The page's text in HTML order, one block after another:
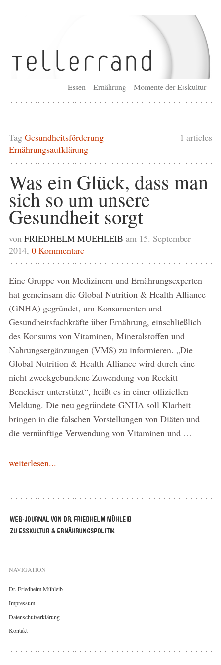
Essen Ernährung Momente der Esskultur
1 articles
Tag Gesundheitsförderung
Ernährungsaufklärung
Was ein Glück, dass man
sich so um unsere
Gesundheit sorgt
von FRIEDHELM MUEHLEIB am 15. September
2014, 0 Kommentare
Eine Gruppe von Medizinern und Ernährungsexperten
hat gemeinsam die Global Nutrition & Health Alliance
(GNHA) gegründet, um Konsumenten und
Gesundheitsfachkräfte über Ernährung, einschließlich
des Konsums von Vitaminen, Mineralstoffen und
Nahrungsergänzungen (VMS) zu informieren. „Die
Global Nutrition & Health Alliance wird durch eine
nicht zweckgebundene Zuwendung von Reckitt
Benckiser unterstützt“, heißt es in einer offiziellen
Meldung. Die neu gegründete GNHA soll Klarheit
bringen in die falschen Vorstellungen von Diäten und
die vernünftige Verwendung von Vitaminen und …
weiterlesen...
NAVIGATION
Dr. Friedhelm Mühleib
Impressum
Datenschutzerklärung
Kontakt